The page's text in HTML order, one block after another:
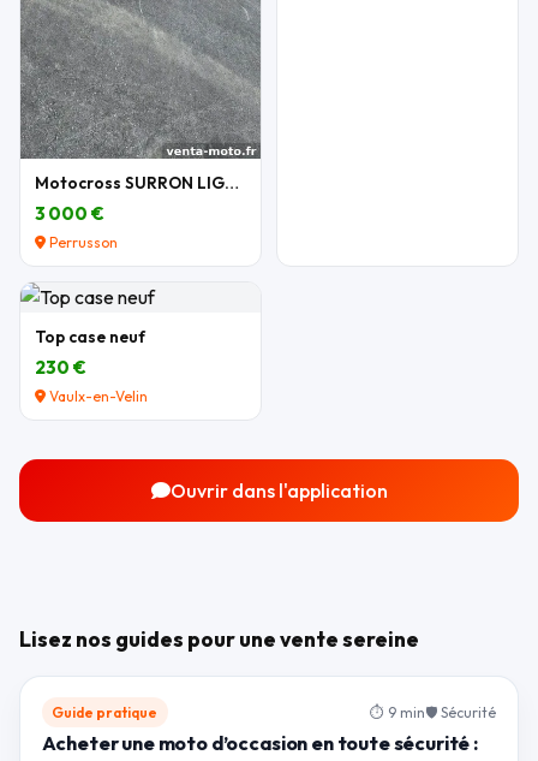
Motocross SURRON LIGHT BEE X 2026
3 000 €
Perrusson
Top case neuf
230 €
Vaulx-en-Velin
Ouvrir dans l'application
Lisez nos guides pour une vente sereine
Guide pratique ⏱ 9 min🛡 Sécurité
Acheter une moto d’occasion en toute sécurité :